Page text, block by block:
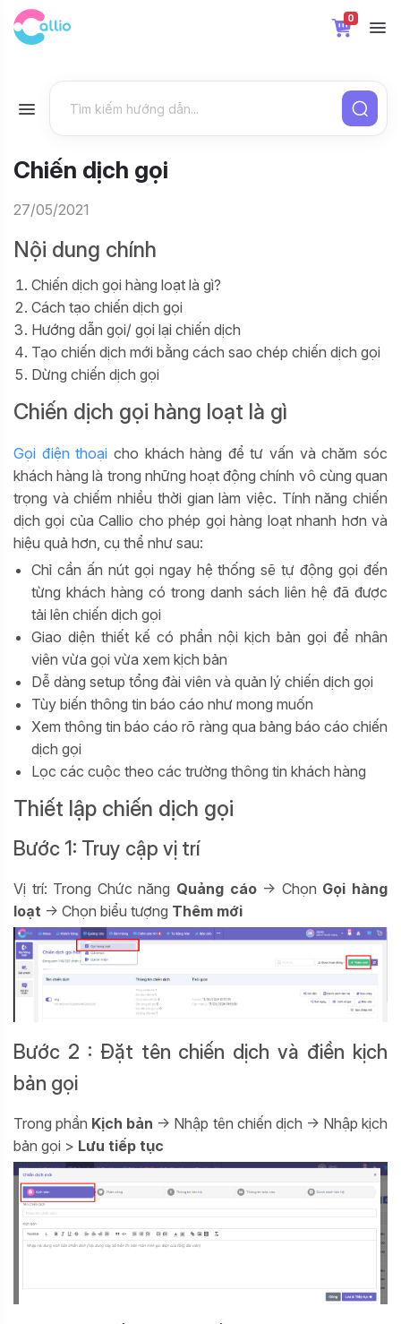
0
Chiến dịch gọi
27/05/2021
Nội dung chính
Chiến dịch gọi hàng loạt là gì?
Cách tạo chiến dịch gọi
Hướng dẫn gọi/ gọi lại chiến dịch
Tạo chiến dịch mới bằng cách sao chép chiến dịch gọi
Dừng chiến dịch gọi
Chiến dịch gọi hàng loạt là gì
Gọi điện thoại cho khách hàng để tư vấn và chăm sóc
khách hàng là trong những hoạt động chính vô cùng quan
trọng và chiếm nhiều thời gian làm việc. Tính năng chiến
dịch gọi của Callio cho phép gọi hàng loạt nhanh hơn và
hiệu quả hơn, cụ thể như sau:
Chỉ cần ấn nút gọi ngay hệ thống sẽ tự động gọi đến
từng khách hàng có trong danh sách liên hệ đã được
tải lên chiến dịch gọi
Giao diện thiết kế có phần nội kịch bản gọi để nhân
viên vừa gọi vừa xem kịch bản
Dễ dàng setup tổng đài viên và quản lý chiến dịch gọi
Tùy biến thông tin báo cáo như mong muốn
Xem thông tin báo cáo rõ ràng qua bảng báo cáo chiến
dịch gọi
Lọc các cuộc theo các trường thông tin khách hàng
Thiết lập chiến dịch gọi
Bước 1: Truy cập vị trí
Vị trí: Trong Chức năng Quảng cáo-> Chọn Gọi hàng
loạt -> Chọn biểu tượng Thêm mới
Bước 2 : Đặt tên chiến dịch và điền kịch
bản gọi
Trong phần Kịch bản -> Nhập tên chiến dịch -> Nhập kịch
bản gọi > Lưu tiếp tục